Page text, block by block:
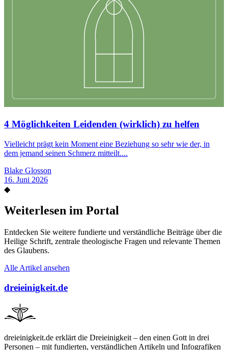
4 Möglichkeiten Leidenden (wirklich) zu helfen
Vielleicht prägt kein Moment eine Beziehung so sehr wie der, in
dem jemand seinen Schmerz mitteilt....
Blake Glosson
16. Juni 2026
◆
Weiterlesen im Portal
Entdecken Sie weitere fundierte und verständliche Beiträge über die
Heilige Schrift, zentrale theologische Fragen und relevante Themen
des Glaubens.
Alle Artikel ansehen
dreieinigkeit.de
dreieinigkeit.de erklärt die Dreieinigkeit – den einen Gott in drei
Personen – mit fundierten, verständlichen Artikeln und Infografiken